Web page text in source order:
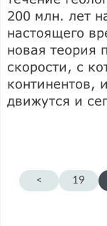
200 млн. лет
настоящего
новая теория
скорости, с
континентов,
движутся и
< 19